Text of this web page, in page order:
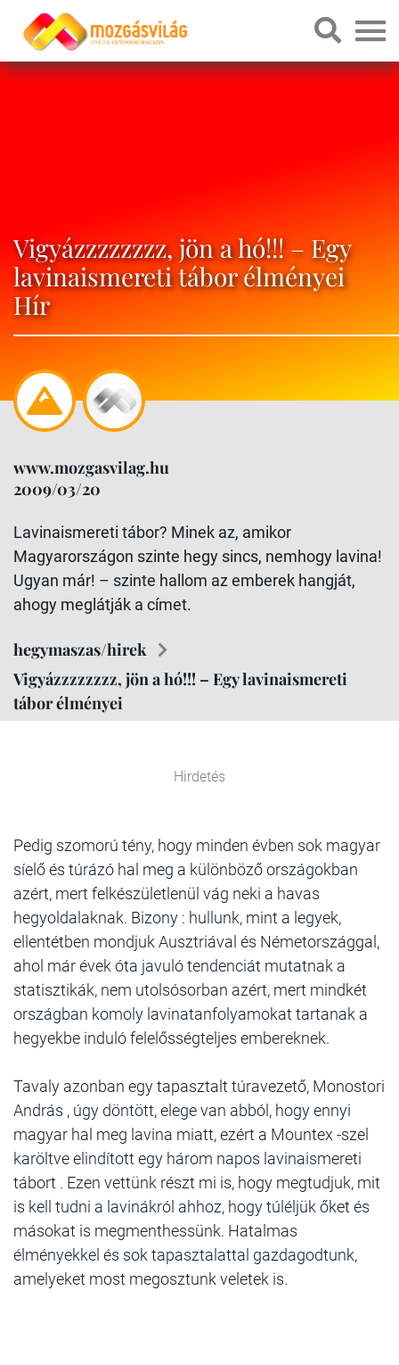
Vigyázzzzzzzz, jön a hó!!! – Egy
lavinaismereti tábor élményei
Hír
www.mozgasvilag.hu
2009/03/20
Lavinaismereti tábor? Minek az, amikor
Magyarországon szinte hegy sincs, nemhogy lavina!
Ugyan már! – szinte hallom az emberek hangját,
ahogy meglátják a címet.
hegymaszas/hirek
Vigyázzzzzzzz, jön a hó!!! – Egy lavinaismereti
tábor élményei
Hirdetés
Pedig szomorú tény, hogy minden évben sok magyar
síelő és túrázó hal meg a különböző országokban
azért, mert felkészületlenül vág neki a havas
hegyoldalaknak. Bizony : hullunk, mint a legyek,
ellentétben mondjuk Ausztriával és Németországgal,
ahol már évek óta javuló tendenciát mutatnak a
statisztikák, nem utolsósorban azért, mert mindkét
országban komoly lavinatanfolyamokat tartanak a
hegyekbe induló felelősségteljes embereknek.
Tavaly azonban egy tapasztalt túravezető, Monostori
András , úgy döntött, elege van abból, hogy ennyi
magyar hal meg lavina miatt, ezért a Mountex -szel
karöltve elindított egy három napos lavinaismereti
tábort . Ezen vettünk részt mi is, hogy megtudjuk, mit
is kell tudni a lavinákról ahhoz, hogy túléljük őket és
másokat is megmenthessünk. Hatalmas
élményekkel és sok tapasztalattal gazdagodtunk,
amelyeket most megosztunk veletek is.